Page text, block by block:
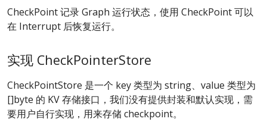
CheckPoint 记录 Graph 运行状态，使用 CheckPoint 可以
在 Interrupt 后恢复运行。
实现 CheckPointerStore
CheckPointStore 是一个 key 类型为 string、value 类型为
[]byte 的 KV 存储接口，我们没有提供封装和默认实现，需
要用户自行实现，用来存储 checkpoint。